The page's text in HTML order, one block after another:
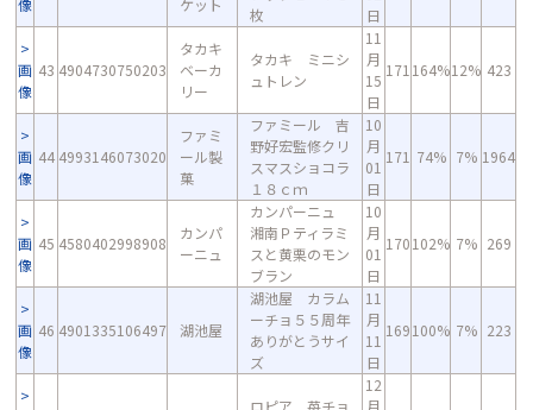
像
ケット
枚
日
画
像
43 4904730750203
タカキ
ベーカ
リー
タカキ ミニシ
ュトレン
11
月
15
日
171 164%12% 423
画
像
44 4993146073020
ファミ
ール製
菓
ファミール 吉
野好宏監修クリ
スマスショコラ
１８ｃｍ
10
月
01
日
171 74% 7% 1964
画
像
45 4580402998908
カンパ
ーニュ
カンパーニュ
湘南Ｐティラミ
スと黄栗のモン
ブラン
10
月
01
日
170102% 7% 269
画
像
46 4901335106497 湖池屋
湖池屋 カラム
ーチョ５５周年
ありがとうサイ
ズ
11
月
11
日
169100% 7% 223
ロピア 苺チョ
12
月